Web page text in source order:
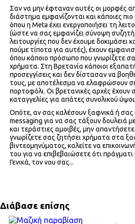
Σαν να μην έφταναν αυτές οι μορφές
διάστημα εμφανίζονται και κάποιες
όπου η Meta έχει ενεργοποιήσει τη
(ώστε να σας εμφανίζει σύνοψη
λειτουργίες που δεν έχουμε δοκιμάσει
πούμε τίποτα για αυτές), έχουν
όπου κάποιο πρόσωπο που γνωρίζετε
χρήματα. Στη Βρετανία κάποιοι
προσεγγίσεις και δεν δίστασαν να
τους, με αποτέλεσμα να ελαφρώσουν
πορτοφόλι. Οι βρετανικές αρχές έχουν
καταγγελίες για απάτες συνολικού
Οπότε, αν σας καλέσουν ξαφνικά ή σας
messaging για να σας τάξουν δουλειά
και τεράστιες αμοιβές, μην
γνωρίζετε σας ζητήσει χρήματα στα
βιντεομηνύματος, καλείτε να
του για να επιβεβαιώσετε ότι
Γενικά, τον νου σας...
Διάβασε επίσης